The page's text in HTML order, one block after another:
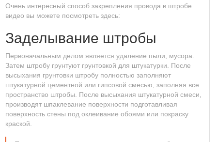
Очень интересный способ закрепления провода в штробе
видео вы можете посмотреть здесь:
Заделывание штробы
Первоначальным делом является удаление пыли, мусора.
Затем штробу грунтуют грунтовкой для штукатурки. После
высыхания грунтовки штробу полностью заполняют
штукатурной цементной или гипсовой смесью, заполняя все
пространство штробы. После высыхания штукатурной смеси,
производят шпаклевание поверхности подготавливая
поверхность стены под оклеивание обоями или покраску
краской.